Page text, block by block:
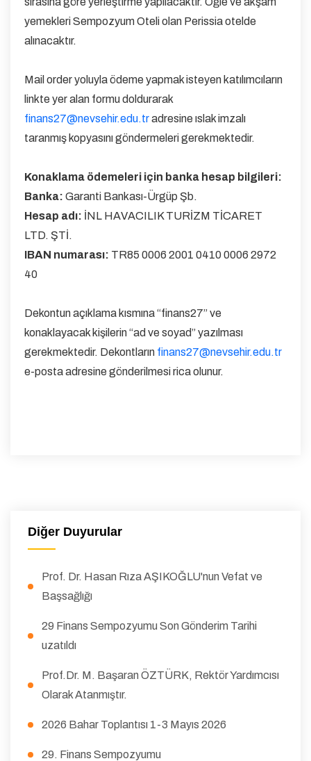
yemekleri Sempozyum Oteli olan Perissia otelde
alınacaktır.
Mail order yoluyla ödeme yapmak isteyen katılımcıların
linkte yer alan formu doldurarak
finans27@nevsehir.edu.tradresine ıslak imzalı
taranmış kopyasını göndermeleri gerekmektedir.
Konaklama ödemeleri için banka hesap bilgileri:
Banka: Garanti Bankası-Ürgüp Şb.
Hesap adı: İNL HAVACILIK TURİZM TİCARET
LTD. ŞTİ.
IBAN numarası: TR85 0006 2001 0410 0006 2972
40
Dekontun açıklama kısmına “finans27” ve
konaklayacak kişilerin “ad ve soyad” yazılması
gerekmektedir. Dekontların finans27@nevsehir.edu.tr
e-posta adresine gönderilmesi rica olunur.
Diğer Duyurular
Prof. Dr. Hasan Rıza AŞIKOĞLU'nun Vefat ve
Başsağlığı
29 Finans Sempozyumu Son Gönderim Tarihi
uzatıldı
Prof.Dr. M. Başaran ÖZTÜRK, Rektör Yardımcısı
Olarak Atanmıştır.
2026 Bahar Toplantısı 1-3 Mayıs 2026
29. Finans Sempozyumu